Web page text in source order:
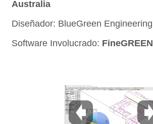
Australia
Diseñador: BlueGreen Engineering
Software Involucrado: FineGREEN